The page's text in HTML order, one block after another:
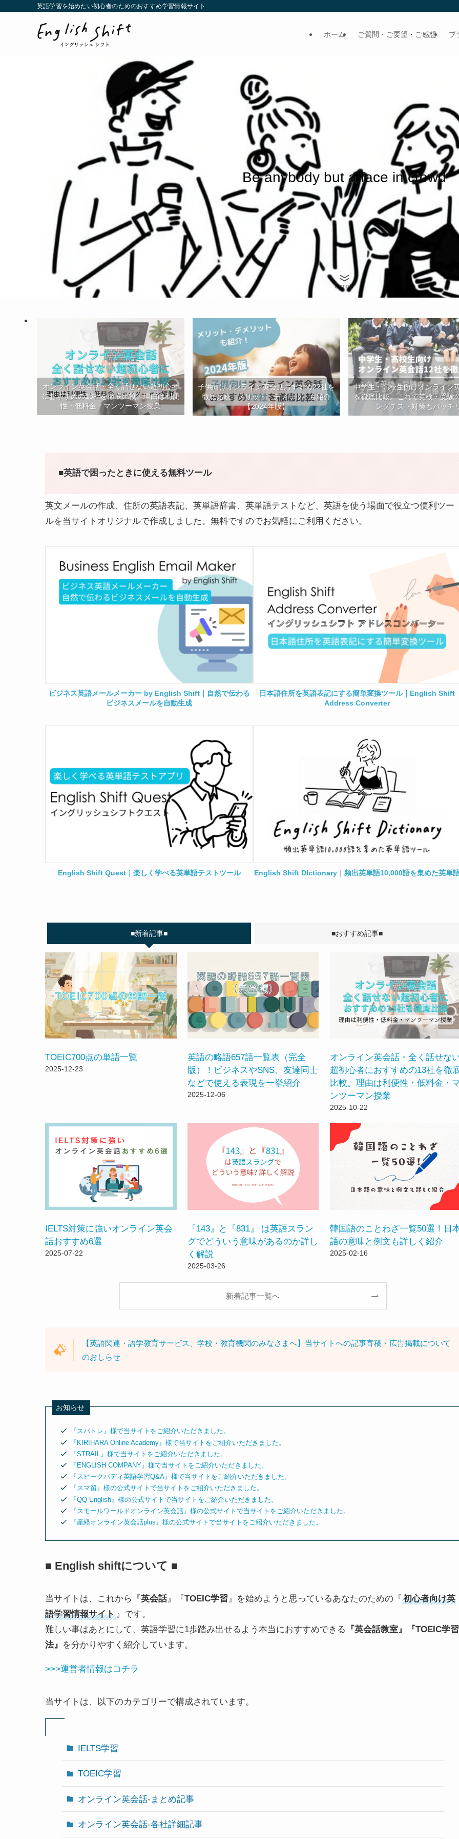
英語学習を始めたい初心者のためのおすすめ学習情報サイト
ホーム ご質問・ご要望・ご感想 プ
Be anybody but a face in crowd
Scroll
オンライン英会話・全く話せない超初心者
におすすめの13社を徹底比較。理由は利便
性・低料金・マンツーマン授業
子供向けオンライン英会話おすすめ22社を
徹底比較！メリット・デメリットも紹介
【2024年版】
中学生・高校生向けオンライン
を徹底比較。これで英検・受験
ングテスト対策もバッチ
■英語で困ったときに使える無料ツール
英文メールの作成、住所の英語表記、英単語辞書、英単語テストなど、英語を使う場面で役立つ便利ツー
ルを当サイトオリジナルで作成しました。無料ですのでお気軽にご利用ください。
ビジネス英語メールメーカー by English Shift｜自然で伝わる
ビジネスメールを自動生成
日本語住所を英語表記にする簡単変換ツール｜English Shift
Address Converter
English Shift Quest｜楽しく学べる英単語テストツール
English Shift DIctionary｜頻出英単語10,000語を集めた英単
■新着記事■ ■おすすめ記事■
TOEIC700点の単語一覧
2025-12-23
英語の略語657語一覧表（完全
版）！ビジネスやSNS、友達同士
などで使える表現を一挙紹介
2025-12-06
オンライン英会話・全く話せな
超初心者におすすめの13社を徹
比較。理由は利便性・低料金・
ンツーマン授業
2025-10-22
IELTS対策に強いオンライン英会
話おすすめ6選
2025-07-22
『143』と『831』 は英語スラン
グでどういう意味があるのか詳し
く解説
2025-03-26
韓国語のことわざ一覧50選！日
語の意味と例文も詳しく紹介
2025-02-16
新着記事一覧へ
【英語関連・語学教育サービス、学校・教育機関のみなさまへ】当サイトへの記事寄稿・広告掲載について
のおしらせ
お知らせ
『スパトレ』様で当サイトをご紹介いただきました。
『KIRIHARA Online Academy』様で当サイトをご紹介いただきました。
『STRAIL』様で当サイトをご紹介いただきました。
『ENGLISH COMPANY』様で当サイトをご紹介いただきました。
『スピークバディ英語学習Q&A』様で当サイトをご紹介いただきました。
『スマ留』様の公式サイトで当サイトをご紹介いただきました。
『QQ English』様の公式サイトで当サイトをご紹介いただきました。
『スモールワールドオンライン英会話』様の公式サイトで当サイトをご紹介いただきました。
『産経オンライン英会話plus』様の公式サイトで当サイトをご紹介いただきました。
■ English shiftについて ■
当サイトは、これから『英会話』『TOEIC学習 』を始めようと思っているあなたのための『 初心者向け英
語学習情報サイト 』です。
難しい事はあとにして、英語学習に1歩踏み出せるよう本当におすすめできる
『英会話教室』『TOEIC学習
法』 を分かりやすく紹介しています。
>>>運営者情報はコチラ
当サイトは、以下のカテゴリーで構成されています。
IELTS学習
TOEIC学習
オンライン英会話-まとめ記事
オンライン英会話-各社詳細記事